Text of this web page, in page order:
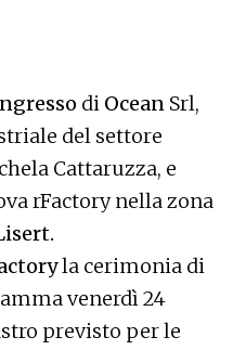
di Ocean Srl,
del settore
Cattaruzza, e
rFactory nella zona
la cerimonia di
venerdì 24
previsto per le